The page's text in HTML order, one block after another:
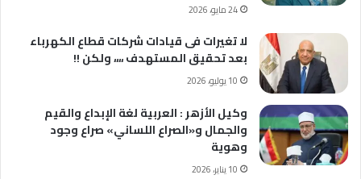
24 مايو، 2026
لا تغيرات فى قيادات شركات قطاع الكهرباء
بعد تحقيق المستهدف ،،،، ولكن !!
10 يوليو، 2026
وكيل الأزهر : العربية لغة الإبداع والقيم
والجمال و«الصراع اللساني» صراع وجود
وهوية
10 يناير، 2026